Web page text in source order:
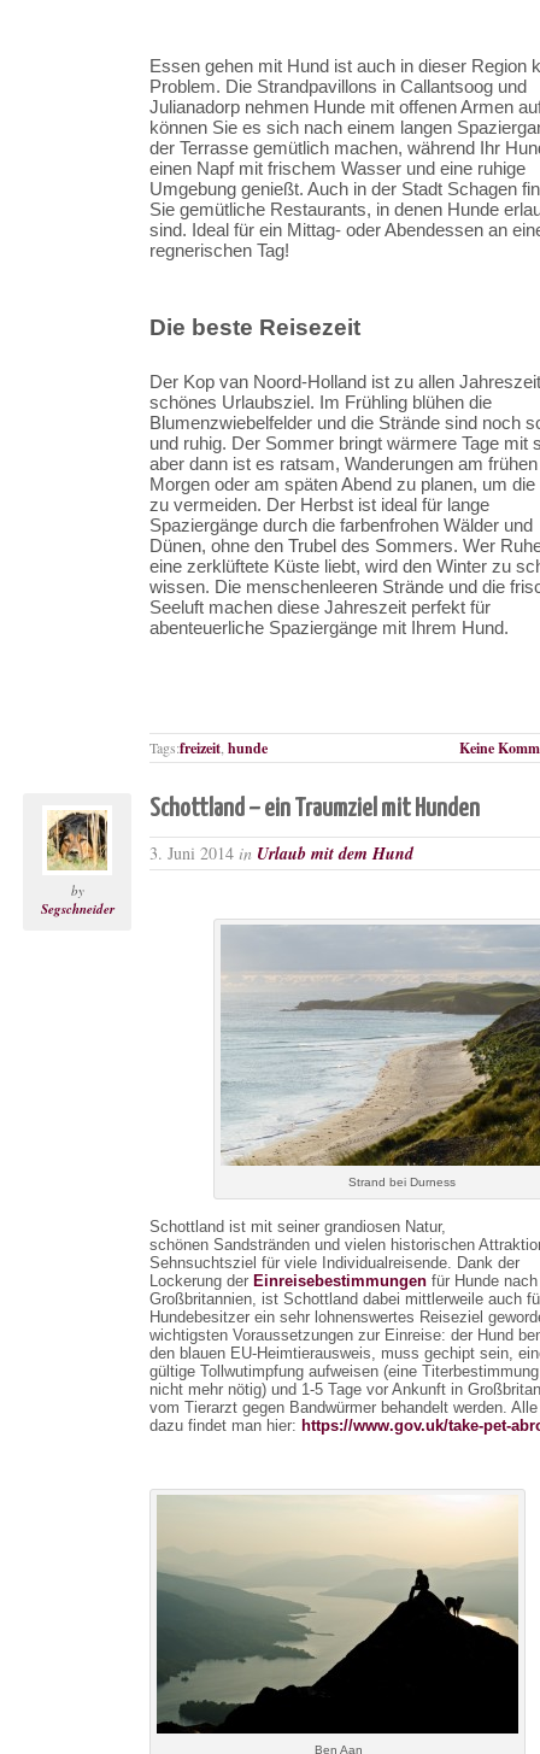
Essen gehen mit Hund ist auch in dieser Region
Problem. Die Strandpavillons in Callantsoog und
Julianadorp nehmen Hunde mit offenen Armen
können Sie es sich nach einem langen
der Terrasse gemütlich machen, während Ihr
einen Napf mit frischem Wasser und eine ruhige
Umgebung genießt. Auch in der Stadt Schagen
Sie gemütliche Restaurants, in denen Hunde
sind. Ideal für ein Mittag- oder Abendessen an
regnerischen Tag!
Die beste Reisezeit
Der Kop van Noord-Holland ist zu allen
schönes Urlaubsziel. Im Frühling blühen die
Blumenzwiebelfelder und die Strände sind noch
und ruhig. Der Sommer bringt wärmere Tage mit
aber dann ist es ratsam, Wanderungen am frühen
Morgen oder am späten Abend zu planen, um
zu vermeiden. Der Herbst ist ideal für lange
Spaziergänge durch die farbenfrohen Wälder und
Dünen, ohne den Trubel des Sommers. Wer
eine zerklüftete Küste liebt, wird den Winter zu
wissen. Die menschenleeren Strände und die
Seeluft machen diese Jahreszeit perfekt für
abenteuerliche Spaziergänge mit Ihrem Hund.
Tags:freizeit hunde Keine
by
Segschneider
Schottland – ein Traumziel mit Hunden
3. Juni 2014 in Urlaub mit dem Hund
Strand bei Durness
Schottland ist mit seiner grandiosen Natur,
schönen Sandstränden und vielen historischen
Sehnsuchtsziel für viele Individualreisende. Dank der
Lockerung der Einreisebestimmungen für Hunde nach
Großbritannien, ist Schottland dabei mittlerweile auch
Hundebesitzer ein sehr lohnenswertes Reiseziel
wichtigsten Voraussetzungen zur Einreise: der Hund
den blauen EU-Heimtierausweis, muss gechipt sein,
gültige Tollwutimpfung aufweisen (eine
nicht mehr nötig) und 1-5 Tage vor Ankunft in
vom Tierarzt gegen Bandwürmer behandelt werden.
dazu findet man hier: https://www.gov.uk/take-pet-
Ben Aan